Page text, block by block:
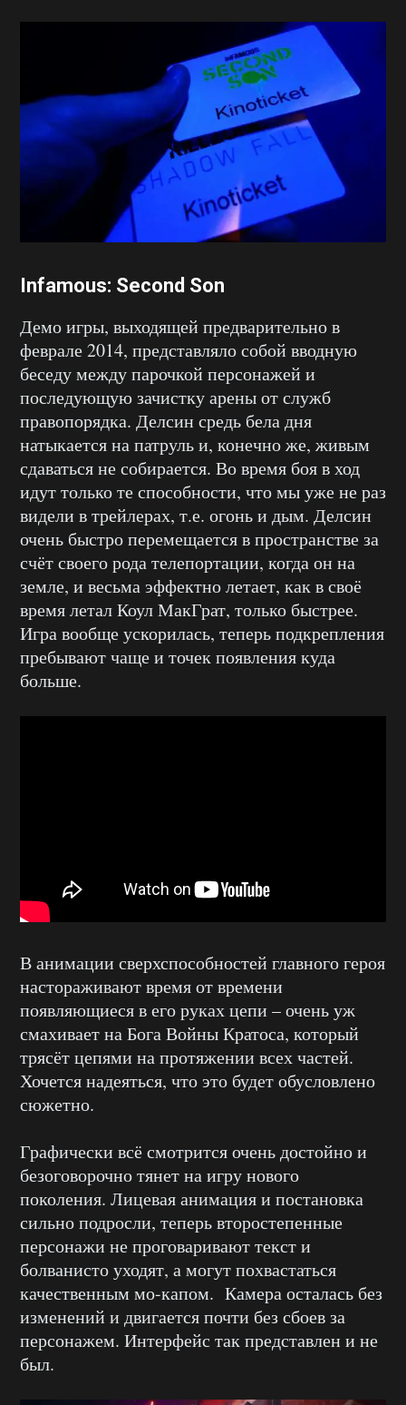
Infamous: Second Son
Демо игры, выходящей предварительно в
феврале 2014, представляло собой вводную
беседу между парочкой персонажей и
последующую зачистку арены от служб
правопорядка. Делсин средь бела дня
натыкается на патруль и, конечно же, живым
сдаваться не собирается. Во время боя в ход
идут только те способности, что мы уже не раз
видели в трейлерах, т.е. огонь и дым. Делсин
очень быстро перемещается в пространстве за
счёт своего рода телепортации, когда он на
земле, и весьма эффектно летает, как в своё
время летал Коул МакГрат, только быстрее.
Игра вообще ускорилась, теперь подкрепления
пребывают чаще и точек появления куда
больше.
В анимации сверхспособностей главного героя
настораживают время от времени
появляющиеся в его руках цепи – очень уж
смахивает на Бога Войны Кратоса, который
трясёт цепями на протяжении всех частей.
Хочется надеяться, что это будет обусловлено
сюжетно.
Графически всё смотрится очень достойно и
безоговорочно тянет на игру нового
поколения. Лицевая анимация и постановка
сильно подросли, теперь второстепенные
персонажи не проговаривают текст и
болванисто уходят, а могут похвастаться
качественным мо-капом. Камера осталась без
изменений и двигается почти без сбоев за
персонажем. Интерфейс так представлен и не
был.